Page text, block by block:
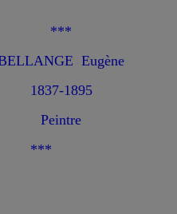
***
Eugène
1837-1895
Peintre
***